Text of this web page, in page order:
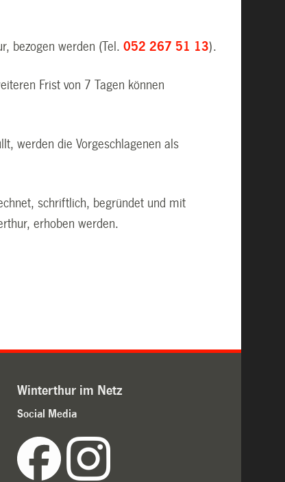
bezogen werden (Tel.052 267 51 13).
Frist von 7 Tagen können
werden die Vorgeschlagenen als
schriftlich, begründet und mit
erhoben werden.
Winterthur im Netz
Social Media